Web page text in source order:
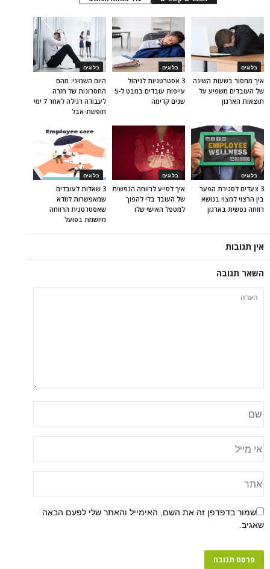
בלוגים
היום השמיני: מהם
החסרונות של חזרה
לעבודה רגילה לאחר 7 ימי
חופשת-אבל
בלוגים
3 אסטרטגיות לניהול
עייפות עובדים במבט ל-5
שנים קדימה
בלוגים
איך מחסור בשעות השינה
של העובדים משפיע על
תוצאות הארגון
בלוגים
3 שאלות לעובדים
שמאפשרות לוודא
שאסטרטגית הרווחה
מיושמת בפועל
בלוגים
איך לסייע לרווחה הנפשית
של העובד בלי להפוך
למטפל האישי שלו
בלוגים
3 צעדים לסגירת הפער
בין הרצוי למצוי בנושא
רווחה נפשית בארגון
אין תגובות
השאר תגובה
שמור בדפדפן זה את השם, האימייל והאתר שלי לפעם הבאה
שאגיב.